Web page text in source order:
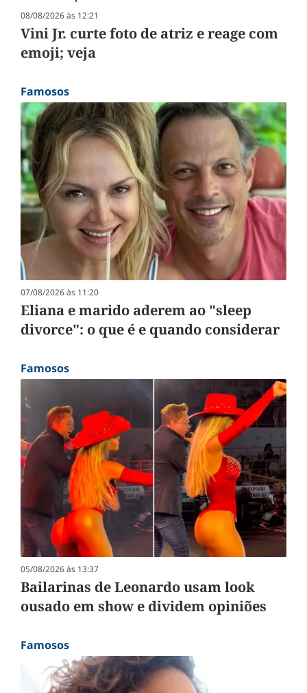
08/08/2026 às 12:21
Vini Jr. curte foto de atriz e reage com
emoji; veja
Famosos
07/08/2026 às 11:20
Eliana e marido aderem ao "sleep
divorce": o que é e quando considerar
Famosos
05/08/2026 às 13:37
Bailarinas de Leonardo usam look
ousado em show e dividem opiniões
Famosos